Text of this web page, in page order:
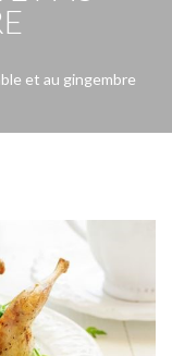
et au gingembre